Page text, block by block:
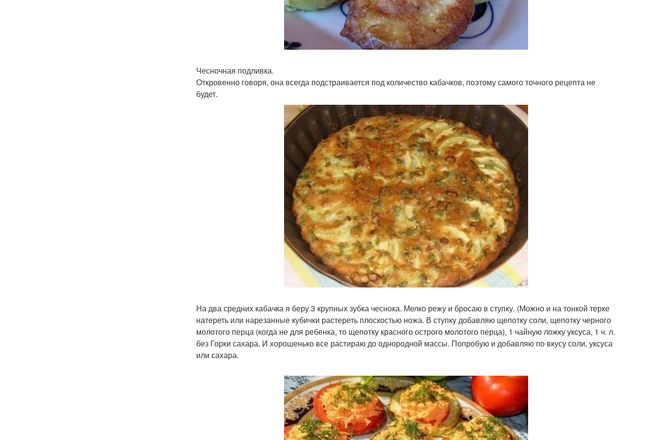
Чесночная подливка.
Откровенно говоря, она всегда подстраивается под количество кабачков, поэтому самого точного рецепта не
будет.
На два средних кабачка я беру 3 крупных зубка чеснока. Мелко режу и бросаю в ступку. (Можно и на тонкой терке
натереть или нарезанные кубички растереть плоскостью ножа. В ступку добавляю щепотку соли, щепотку черного
молотого перца (когда не для ребенка, то щепотку красного острого молотого перца), 1 чайную ложку уксуса, 1 ч. л.
без Горки сахара. И хорошенько все растираю до однородной массы. Попробую и добавляю по вкусу соли, уксуса
или сахара.